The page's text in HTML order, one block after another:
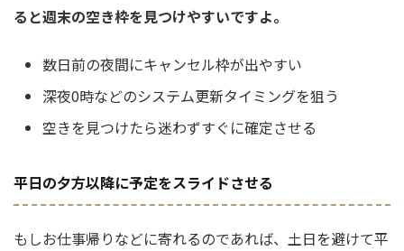
ると週末の空き枠を見つけやすいですよ。
数日前の夜間にキャンセル枠が出やすい
深夜0時などのシステム更新タイミングを狙う
空きを見つけたら迷わずすぐに確定させる
平日の夕方以降に予定をスライドさせる
もしお仕事帰りなどに寄れるのであれば、土日を避けて平